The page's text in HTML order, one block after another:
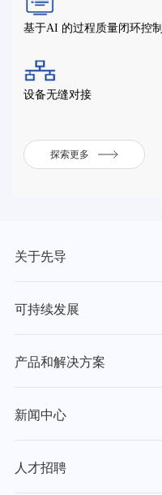
基于AI 的过程质量闭环控制
设备无缝对接
探索更多
关于先导
可持续发展
产品和解决方案
新闻中心
人才招聘